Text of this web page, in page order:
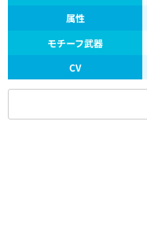
属性
モチーフ武器
CV